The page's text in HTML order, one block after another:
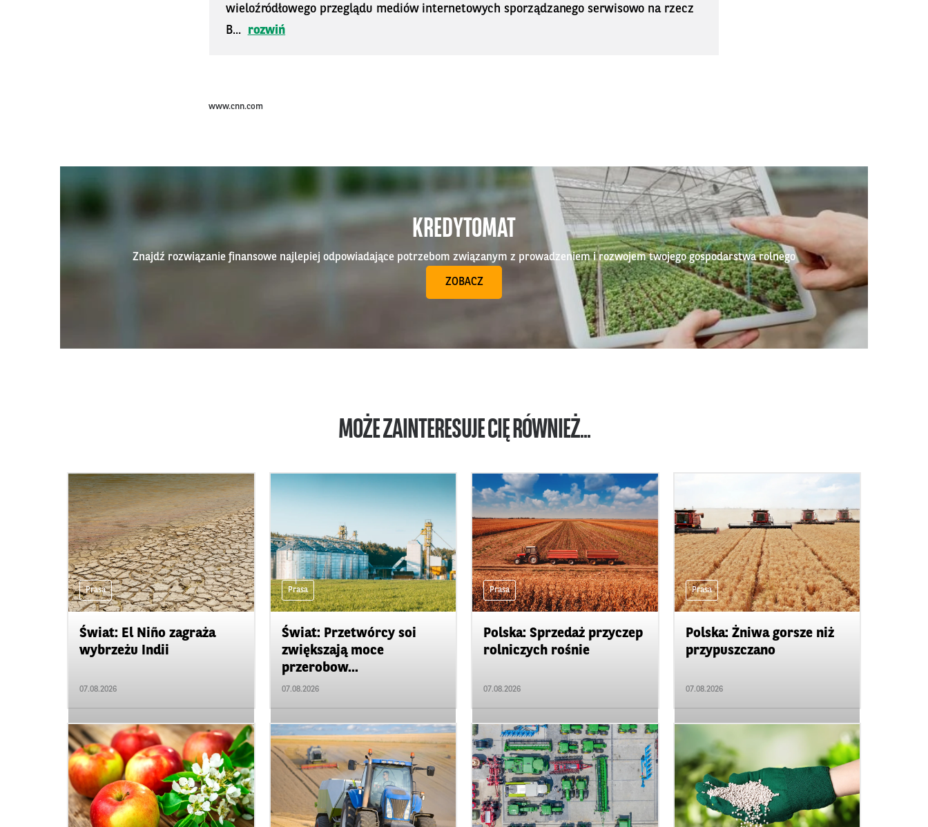
wieloźródłowego przeglądu mediów internetowych sporządzanego serwisowo na rzecz
B...
rozwiń
www.cnn.com
KREDYTOMAT
Znajdź rozwiązanie finansowe najlepiej odpowiadające potrzebom związanym z prowadzeniem i rozwojem twojego gospodarstwa rolnego
ZOBACZ
MOŻE ZAINTERESUJE CIĘ RÓWNIEŻ...
Prasa
Świat: El Niño zagraża
wybrzeżu Indii
07.08.2026
Prasa
Świat: Przetwórcy soi
zwiększają moce
przerobow...
07.08.2026
Prasa
Polska: Sprzedaż przyczep
rolniczych rośnie
07.08.2026
Prasa
Polska: Żniwa gorsze niż
przypuszczano
07.08.2026